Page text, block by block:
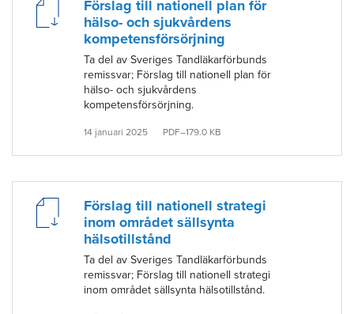
Förslag till nationell plan för
hälso- och sjukvårdens
kompetensförsörjning
Ta del av Sveriges Tandläkarförbunds
remissvar; Förslag till nationell plan för
hälso- och sjukvårdens
kompetensförsörjning.
14 januari 2025 PDF–179.0 KB
Förslag till nationell strategi
inom området sällsynta
hälsotillstånd
Ta del av Sveriges Tandläkarförbunds
remissvar; Förslag till nationell strategi
inom området sällsynta hälsotillstånd.